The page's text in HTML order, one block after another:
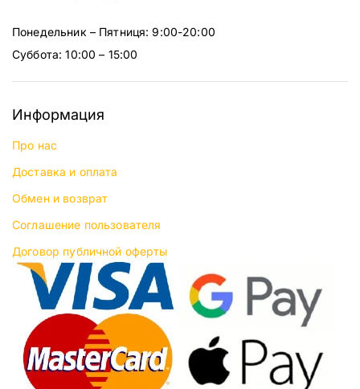
Понедельник – Пятниця: 9:00-20:00
Суббота: 10:00 – 15:00
Информация
Про нас
Доставка и оплата
Обмен и возврат
Соглашение пользователя
Договор публичной оферты